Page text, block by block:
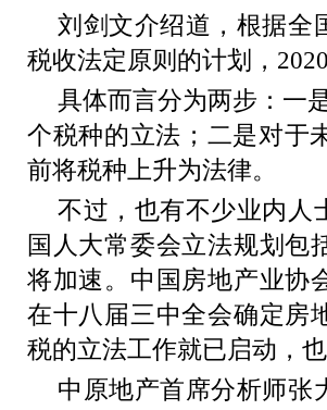
刘剑文介绍道，根据全
税收法定原则的计划，
具体而言分为两步：一
个税种的立法；二是对于
前将税种上升为法律。
不过，也有不少业内人
国人大常委会立法规划包
将加速。中国房地产业协
在十八届三中全会确定房
税的立法工作就已启动，
中原地产首席分析师张